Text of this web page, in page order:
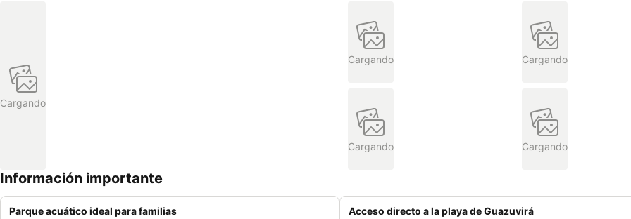
Cargando
Cargando Cargando
Cargando Cargando
Información importante
Parque acuático ideal para familias
Acceso directo a la playa de Guazuvirá